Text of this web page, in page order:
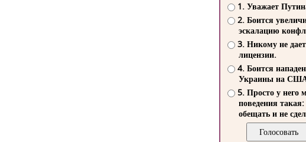
1. Уважает
2. Боится
эскалацию
3. Никому не
лицензии.
4. Боится
Украины на
5. Просто у него
поведения такая:
обещать и не